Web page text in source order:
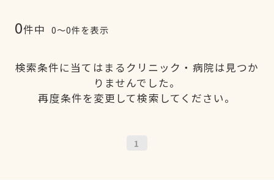
0件中 0〜0件を表示
検索条件に当てはまるクリニック・病院は見つか
りませんでした。
再度条件を変更して検索してください。
1